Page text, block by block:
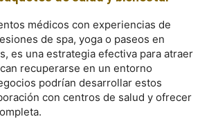
médicos con experiencias de
de spa, yoga o paseos en
es una estrategia efectiva para atraer
recuperarse en un entorno
podrían desarrollar estos
con centros de salud y ofrecer